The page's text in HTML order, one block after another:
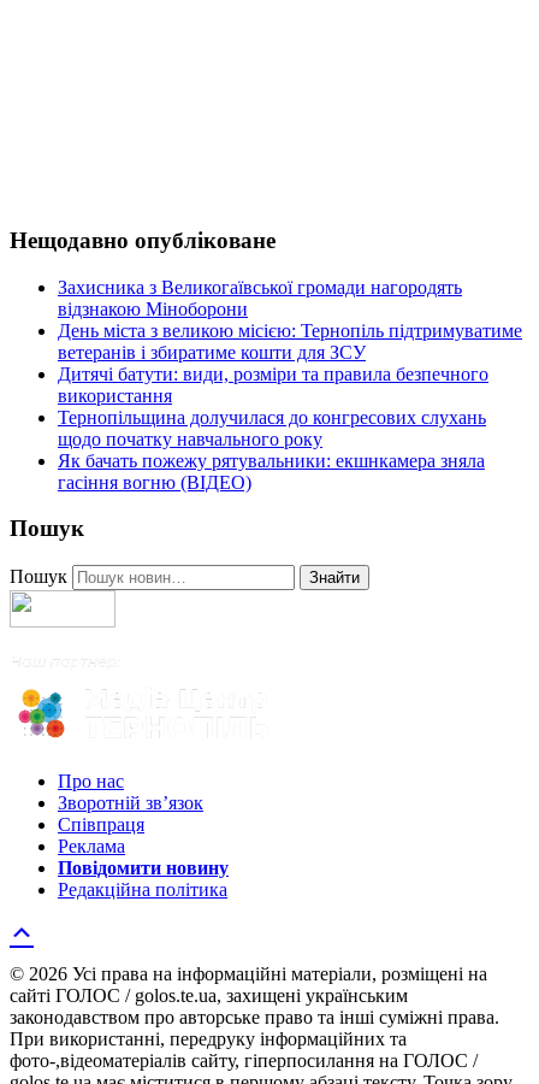
Нещодавно опубліковане
Захисника з Великогаївської громади нагородять
відзнакою Міноборони
День міста з великою місією: Тернопіль підтримуватиме
ветеранів і збиратиме кошти для ЗСУ
Дитячі батути: види, розміри та правила безпечного
використання
Тернопільщина долучилася до конгресових слухань
щодо початку навчального року
Як бачать пожежу рятувальники: екшнкамера зняла
гасіння вогню (ВІДЕО)
Пошук
Пошук Знайти
Про нас
Зворотній зв’язок
Співпраця
Реклама
Повідомити новину
Редакційна політика
© 2026 Усі права на інформаційні матеріали, розміщені на
сайті ГОЛОС / golos.te.ua, захищені українським
законодавством про авторське право та інші суміжні права.
При використанні, передруку інформаційних та
фото-,відеоматеріалів сайту, гіперпосилання на ГОЛОС /